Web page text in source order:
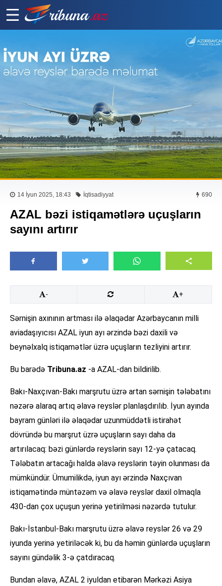
14 İyun 2025, 18:43 İqtisadiyyat 690
AZAL bəzi istiqamətlərə uçuşların
sayını artırır
- +
Sərnişin axınının artması ilə əlaqədar Azərbaycanın milli
aviadaşıyıcısı AZAL iyun ayı ərzində bəzi daxili və
beynəlxalq istiqamətlər üzrə uçuşların tezliyini artırır.
Bu barədə Tribuna.az -a AZAL-dan bildirilib.
Bakı-Naxçıvan-Bakı marşrutu üzrə artan sərnişin tələbatını
nəzərə alaraq artıq əlavə reyslər planlaşdırılıb. İyun ayında
bayram günləri ilə əlaqədar uzunmüddətli istirahət
dövründə bu marşrut üzrə uçuşların sayı daha da
artırılacaq: bəzi günlərdə reyslərin sayı 12-yə çatacaq.
Tələbatın artacağı halda əlavə reyslərin təyin olunması da
mümkündür. Ümumilikdə, iyun ayı ərzində Naxçıvan
istiqamətində müntəzəm və əlavə reyslər daxil olmaqla
430-dan çox uçuşun yerinə yetirilməsi nəzərdə tutulur.
Bakı-İstanbul-Bakı marşrutu üzrə əlavə reyslər 26 və 29
iyunda yerinə yetiriləcək ki, bu da həmin günlərdə uçuşların
sayını gündəlik 3-ə çatdıracaq.
Bundan əlavə, AZAL 2 iyuldan etibarən Mərkəzi Asiya